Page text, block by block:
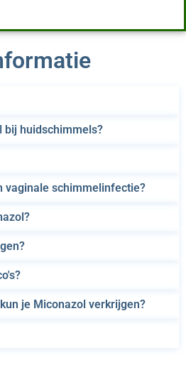
bij huidschimmels?
vaginale schimmelinfectie?
je Miconazol verkrijgen?